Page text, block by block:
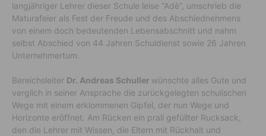
langjähriger Lehrer dieser Schule leise “Adè”, umschrieb die
Maturafeier als Fest der Freude und des Abschiednehmens
von einem doch bedeutenden Lebensabschnitt und nahm
selbst Abschied von 44 Jahren Schuldienst sowie 26 Jahren
Unternehmertum.
Bereichsleiter Dr. Andreas Schuller wünschte alles Gute und
verglich in seiner Ansprache die zurückgelegten schulischen
Wege mit einem erklommenen Gipfel, der nun Wege und
Horizonte eröffnet. Am Rücken ein prall gefüllter Rucksack,
den die Lehrer mit Wissen, die Eltern mit Rückhalt und